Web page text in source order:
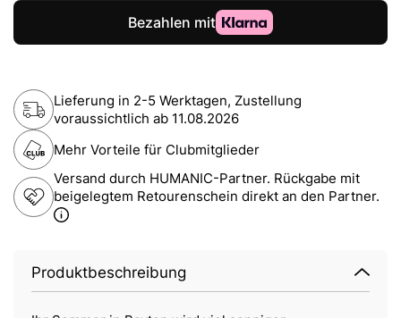
Lieferung in 2-5 Werktagen, Zustellung
voraussichtlich ab 11.08.2026
Mehr Vorteile für Clubmitglieder
Versand durch HUMANIC-Partner. Rückgabe mit
beigelegtem Retourenschein direkt an den Partner.
Produktbeschreibung